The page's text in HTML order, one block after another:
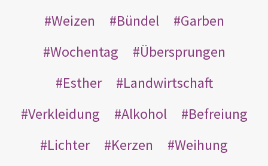
Weizen
Bündel
Garben
Wochentag
Übersprungen
Esther
Landwirtschaft
Verkleidung
Alkohol
Befreiung
Lichter
Kerzen
Weihung